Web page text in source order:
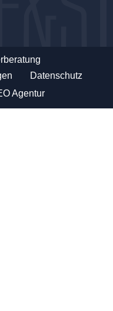
Datenschutz
Agentur